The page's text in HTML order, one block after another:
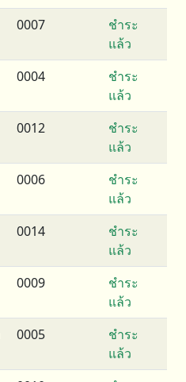
0007
ชำระ
แล้ว
0004
ชำระ
แล้ว
0012
ชำระ
แล้ว
0006
ชำระ
แล้ว
0014
ชำระ
แล้ว
0009
ชำระ
แล้ว
0005
ชำระ
แล้ว